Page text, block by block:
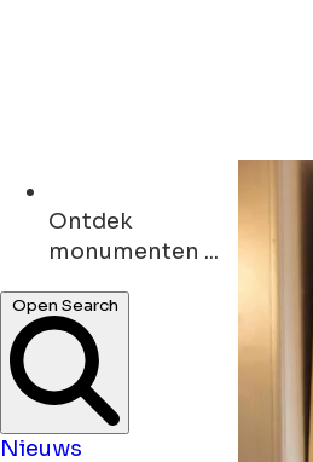
Ontdek
monumenten ...
cafés ...
Open Search